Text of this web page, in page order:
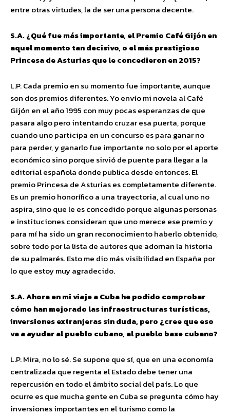
entre otras virtudes, la de ser una persona decente.
S.A. ¿Qué fue más importante, el Premio Café Gijón en
aquel momento tan decisivo, o el más prestigioso
Princesa de Asturias que le concedieron en 2015?
L.P. Cada premio en su momento fue importante, aunque
son dos premios diferentes. Yo envío mi novela al Café
Gijón en el año 1995 con muy pocas esperanzas de que
pasara algo pero intentando cruzar esa puerta, porque
cuando uno participa en un concurso es para ganar no
para perder, y ganarlo fue importante no solo por el aporte
económico sino porque sirvió de puente para llegar a la
editorial española donde publica desde entonces. El
premio Princesa de Asturias es completamente diferente.
Es un premio honorífico a una trayectoria, al cual uno no
aspira, sino que le es concedido porque algunas personas
e instituciones consideran que uno merece ese premio y
para mí ha sido un gran reconocimiento haberlo obtenido,
sobre todo por la lista de autores que adornan la historia
de su palmarés. Esto me dio más visibilidad en España por
lo que estoy muy agradecido.
S.A. Ahora en mi viaje a Cuba he podido comprobar
cómo han mejorado las infraestructuras turísticas,
inversiones extranjeras sin duda, pero ¿cree que eso
va a ayudar al pueblo cubano, al pueblo base cubano?
L.P. Mira, no lo sé. Se supone que sí, que en una economía
centralizada que regenta el Estado debe tener una
repercusión en todo el ámbito social del país. Lo que
ocurre es que mucha gente en Cuba se pregunta cómo hay
inversiones importantes en el turismo como la